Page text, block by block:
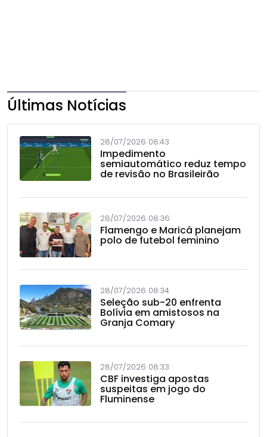
Últimas Notícias
28/07/2026 08:43
Impedimento
semiautomático reduz tempo
de revisão no Brasileirão
28/07/2026 08:36
Flamengo e Maricá planejam
polo de futebol feminino
28/07/2026 08:34
Seleção sub-20 enfrenta
Bolívia em amistosos na
Granja Comary
28/07/2026 08:33
CBF investiga apostas
suspeitas em jogo do
Fluminense